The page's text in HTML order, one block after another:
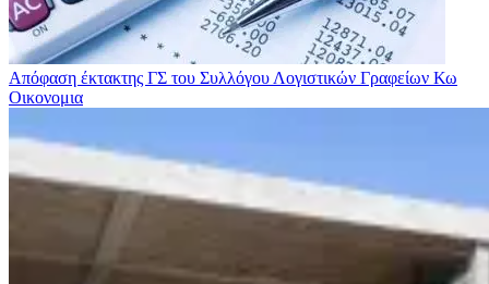
Απόφαση έκτακτης ΓΣ του Συλλόγου Λογιστικών Γραφείων Κω
Οικονομια